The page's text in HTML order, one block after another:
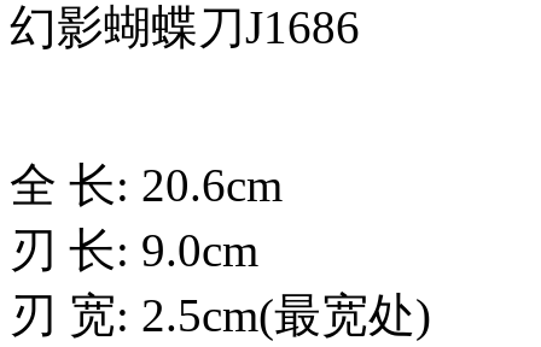
幻影蝴蝶刀J1686
全 长: 20.6cm
刃 长: 9.0cm
刃 宽: 2.5cm(最宽处)